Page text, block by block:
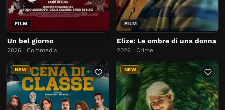
FILM
Un bel giorno
2026 · Commedia
FILM
Elize: Le ombre di una donna
2026 · Crime
NEW NEW